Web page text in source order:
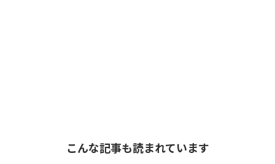
こんな記事も読まれています